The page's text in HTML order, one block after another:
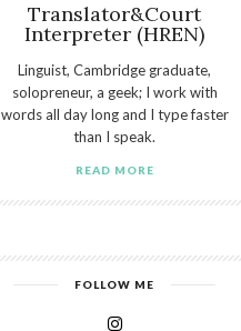
Translator&Court
Interpreter (HREN)
Linguist, Cambridge graduate,
solopreneur, a geek; I work with
words all day long and I type faster
than I speak.
READ MORE
FOLLOW ME